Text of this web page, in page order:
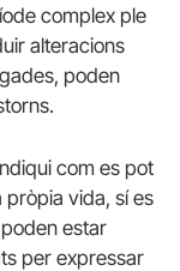
complex ple
alteracions
poden
com es pot
vida, sí es
estar
per expressar